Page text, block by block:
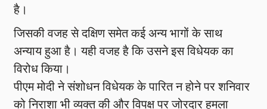
है।
जिसकी वजह से दक्षिण समेत कई अन्य भागों के साथ
अन्याय हुआ है। यही वजह है कि उसने इस विधेयक का
विरोध किया।
पीएम मोदी ने संशोधन विधेयक के पारित न होने पर शनिवार
को निराशा भी व्यक्त की और विपक्ष पर जोरदार हमला